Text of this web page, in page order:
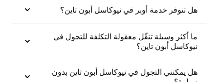
هل تتوفر خدمة أوبر في نيوكاسل أبون تاين؟
ما أكثر وسيلة تنقّل معقولة التكلفة للتجول في
نيوكاسل أبون تاين؟
هل يمكنني التجول في نيوكاسل أبون تاين بدون